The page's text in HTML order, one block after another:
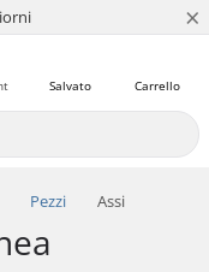
×
Carrello
Salvato
Pezzi Assi